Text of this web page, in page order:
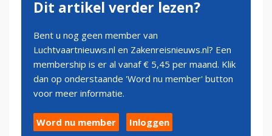
Dit artikel verder lezen?
Bent u nog geen member van
Luchtvaartnieuws.nl en Zakenreisnieuws.nl? Een
membership is er al vanaf € 5,45 per maand. Klik
dan op onderstaande 'Word nu member' button
voor meer informatie.
Word nu member Inloggen